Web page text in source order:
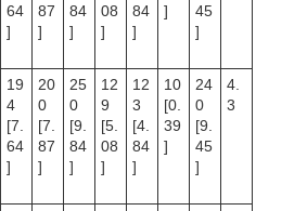
64
]
87
]
84
]
08
]
84
]
]
45
]
19
4
[7.
64
]
20
0
[7.
87
]
25
0
[9.
84
]
12
9
[5.
08
]
12
3
[4.
84
]
10
[0.
39
]
24
0
[9.
45
]
4.
3